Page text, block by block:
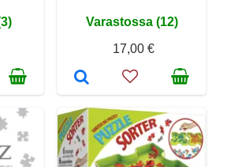
Varastossa (12)
17,00 €